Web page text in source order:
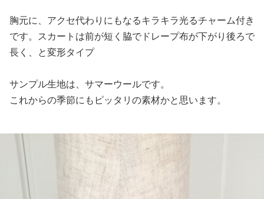
胸元に、アクセ代わりにもなるキラキラ光るチャーム付き
です。スカートは前が短く脇でドレープ布が下がり後ろで
長く、と変形タイプ
サンプル生地は、サマーウールです。
これからの季節にもピッタリの素材かと思います。